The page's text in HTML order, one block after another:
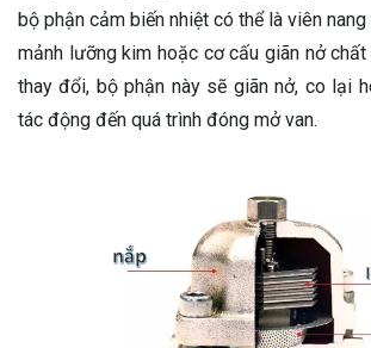
bộ phận cảm biến nhiệt có thể là viên
mảnh lưỡng kim hoặc cơ cấu giãn nở
thay đổi, bộ phận này sẽ giãn nở, co lại
tác động đến quá trình đóng mở van.